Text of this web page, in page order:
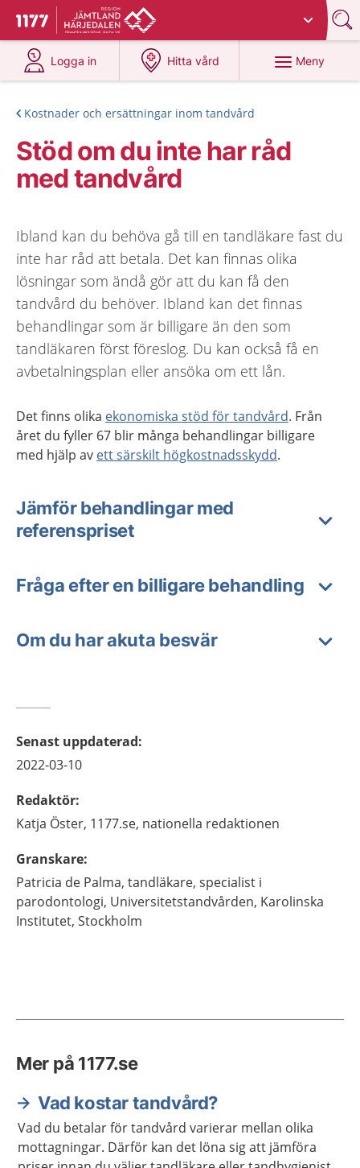
Till startsidan för 1177
Du har valt region
Logga in
på 1177.se
Hitta vård
på 1177.se
Meny
Kostnader och ersättningar inom tandvård
Stöd om du inte har råd
med tandvård
Ibland kan du behöva gå till en tandläkare fast du
inte har råd att betala. Det kan finnas olika
lösningar som ändå gör att du kan få den
tandvård du behöver. Ibland kan det finnas
behandlingar som är billigare än den som
tandläkaren först föreslog. Du kan också få en
avbetalningsplan eller ansöka om ett lån.
Det finns olika ekonomiska stöd för tandvård. Från
året du fyller 67 blir många behandlingar billigare
med hjälp av ett särskilt högkostnadsskydd.
Jämför behandlingar med
referenspriset
Fråga efter en billigare behandling
Om du har akuta besvär
Senast uppdaterad:
2022-03-10
Redaktör:
Katja Öster, 1177.se, nationella redaktionen
Granskare:
Patricia de Palma, tandläkare, specialist i
parodontologi, Universitetstandvården, Karolinska
Institutet, Stockholm
Mer på 1177.se
Vad kostar tandvård?
Vad du betalar för tandvård varierar mellan olika
mottagningar. Därför kan det löna sig att jämföra